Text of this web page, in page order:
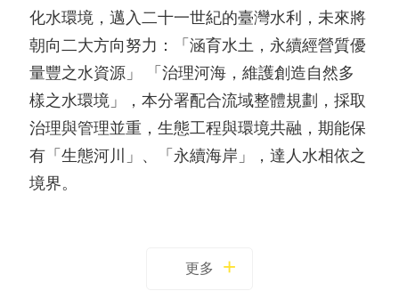
化水環境，邁入二十一世紀的臺灣水利，未來將
朝向二大方向努力：「涵育水土，永續經營質優
量豐之水資源」 「治理河海，維護創造自然多
樣之水環境」，本分署配合流域整體規劃，採取
治理與管理並重，生態工程與環境共融，期能保
有「生態河川」、「永續海岸」，達人水相依之
境界。
更多